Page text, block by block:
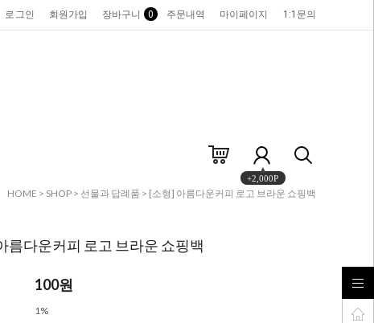
로그인 회원가입 장바구니 0 주문내역 마이페이지 1:1문의
+2,000P
HOME > SHOP > 선물과 답례품 > [소형] 아름다운커피 로고 브라운 쇼핑백
름다운커피 로고 브라운 쇼핑백
100원
1%